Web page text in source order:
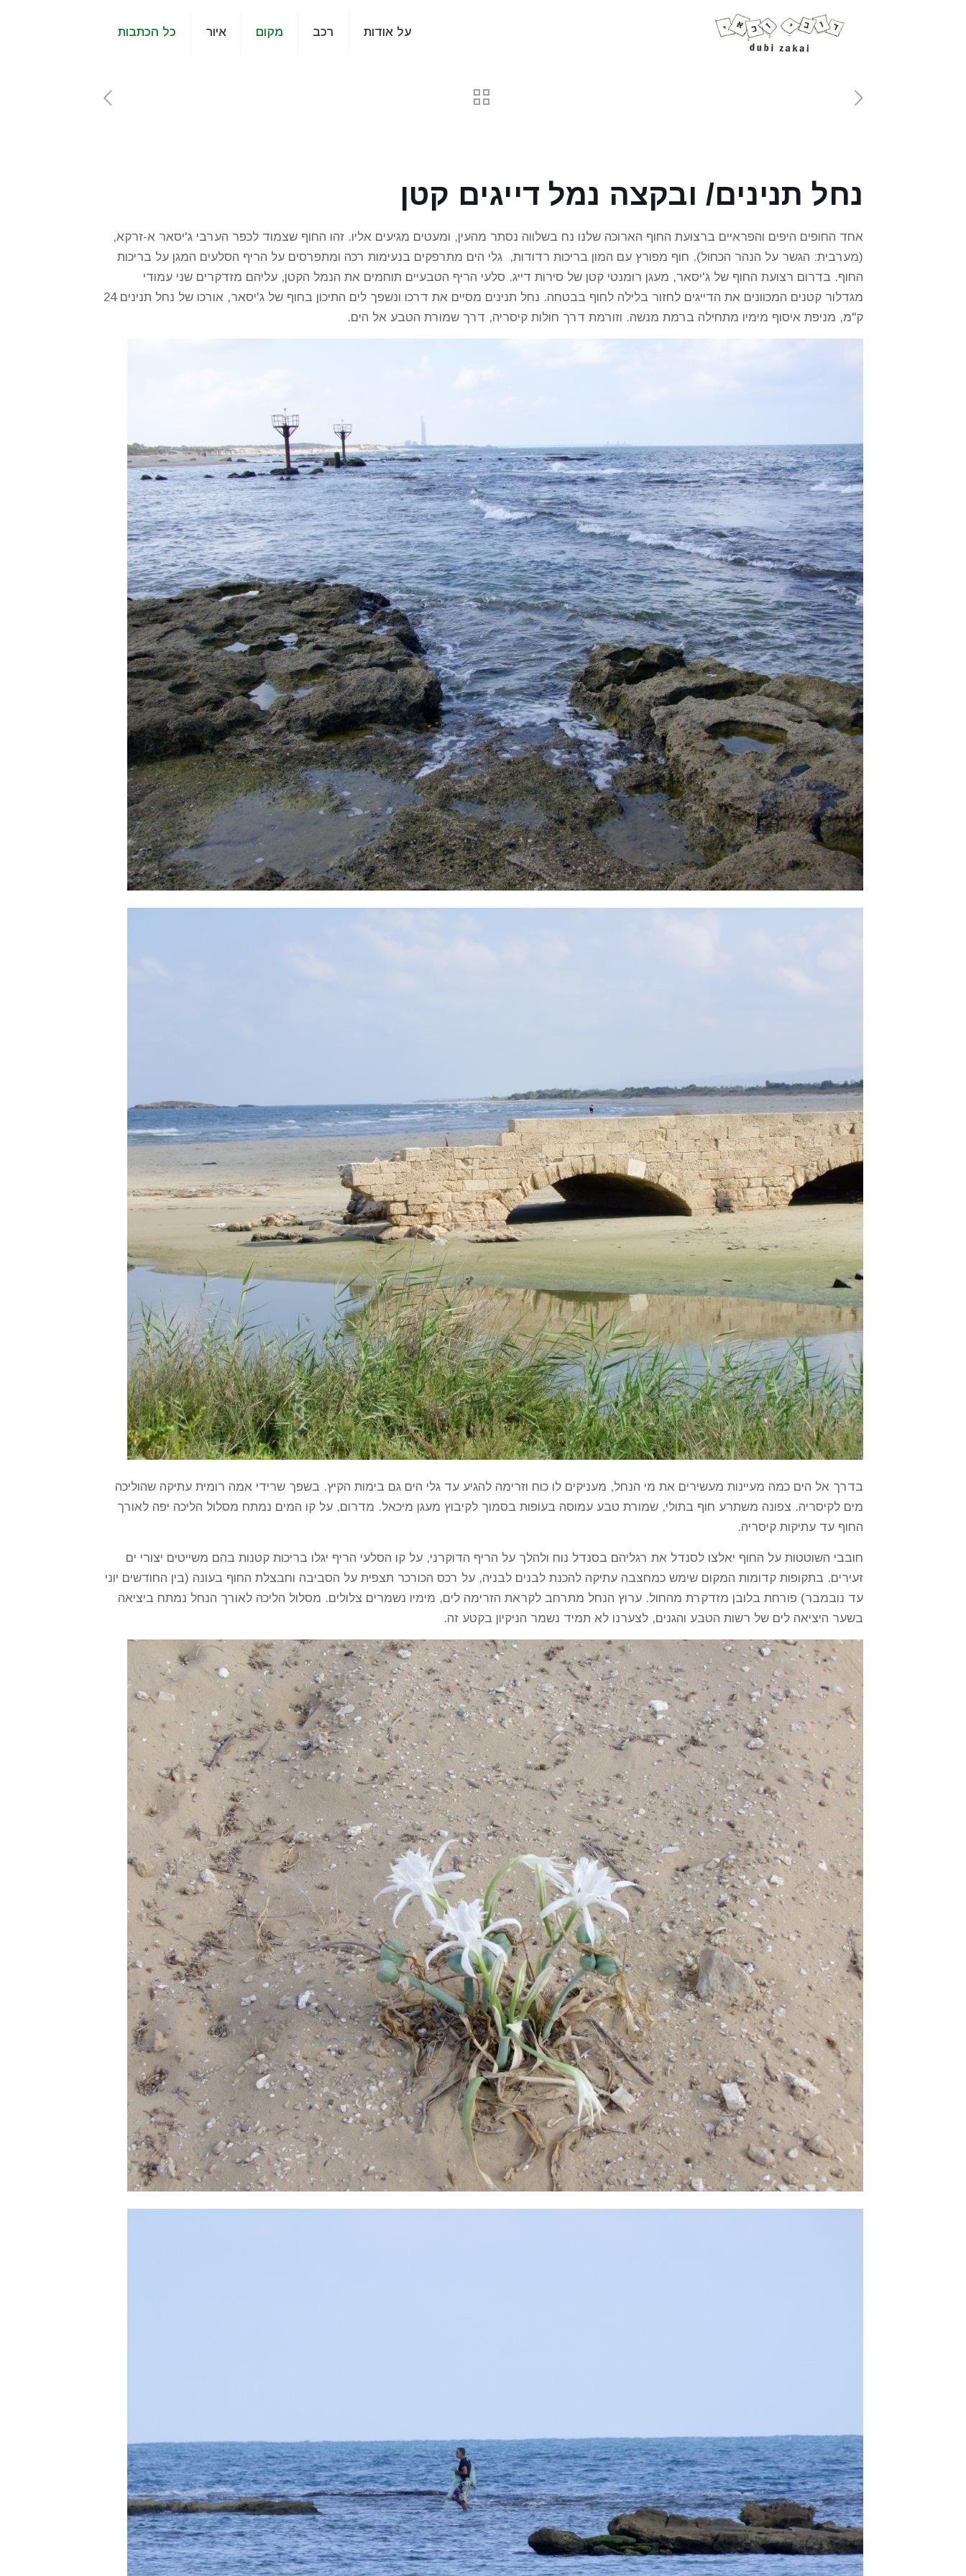
על אודות רכב מקום איור כל הכתבות
נחל תנינים/ ובקצה נמל דייגים קטן
אחד החופים היפים והפראיים ברצועת החוף הארוכה שלנו נח בשלווה נסתר מהעין, ומעטים מגיעים אליו. זהו החוף שצמוד לכפר הערבי ג'יסאר א-זרקא,
(מערבית: הגשר על הנהר הכחול). חוף מפורץ עם המון בריכות רדודות, גלי הים מתרפקים בנעימות רכה ומתפרסים על הריף הסלעים המגן על בריכות
החוף. בדרום רצועת החוף של ג'יסאר, מעגן רומנטי קטן של סירות דייג. סלעי הריף הטבעיים תוחמים את הנמל הקטן, עליהם מזדקרים שני עמודי
מגדלור קטנים המכוונים את הדייגים לחזור בלילה לחוף בבטחה. נחל תנינים מסיים את דרכו ונשפך לים התיכון בחוף של ג'יסאר, אורכו של נחל תנינים 24
ק"מ, מניפת איסוף מימיו מתחילה ברמת מנשה. וזורמת דרך חולות קיסריה, דרך שמורת הטבע אל הים.
בדרך אל הים כמה מעיינות מעשירים את מי הנחל, מעניקים לו כוח וזרימה להגיע עד גלי הים גם בימות הקיץ. בשפך שרידי אמה רומית עתיקה שהוליכה
מים לקיסריה. צפונה משתרע חוף בתולי, שמורת טבע עמוסה בעופות בסמוך לקיבוץ מעגן מיכאל. מדרום, על קו המים נמתח מסלול הליכה יפה לאורך
החוף עד עתיקות קיסריה.
חובבי השוטטות על החוף יאלצו לסנדל את רגליהם בסנדל נוח ולהלך על הריף הדוקרני, על קו הסלעי הריף יגלו בריכות קטנות בהם משייטים יצורי ים
זעירים. בתקופות קדומות המקום שימש כמחצבה עתיקה להכנת לבנים לבניה, על רכס הכורכר תצפית על הסביבה וחבצלת החוף בעונה (בין החודשים יוני
עד נובמבר) פורחת בלובן מזדקרת מהחול. ערוץ הנחל מתרחב לקראת הזרימה לים, מימיו נשמרים צלולים. מסלול הליכה לאורך הנחל נמתח ביציאה
בשער היציאה לים של רשות הטבע והגנים, לצערנו לא תמיד נשמר הניקיון בקטע זה.